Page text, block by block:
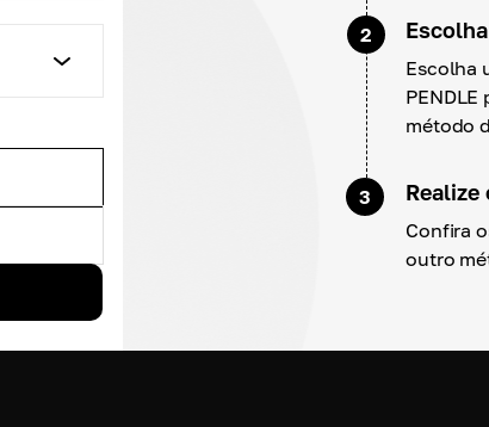
2
Escolha
método
3 Realize
Confira
outro